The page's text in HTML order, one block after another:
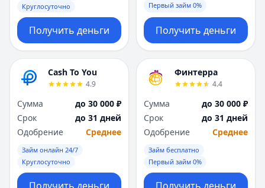
Круглосуточно
Получить деньги
Первый займ 0%
Получить деньги
Cash To You
4.9
Сумма
до 30 000 ₽
Срок
до 31 дней
Одобрение
Среднее
Займ онлайн 24/7
Круглосуточно
Финтерра
4.4
Сумма
до 30 000 ₽
Срок
до 31 дней
Одобрение
Среднее
Займ бесплатно
Первый займ 0%